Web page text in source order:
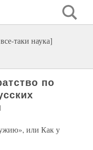
таки наука]
по
или Как у